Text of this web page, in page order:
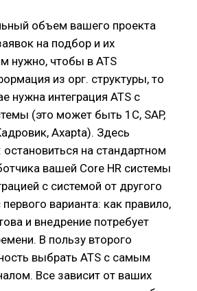
объем вашего проекта
на подбор и их
нужно, чтобы в ATS
из орг. структуры, то
нужна интеграция ATS с
(это может быть 1С, SAP,
Axapta). Здесь
остановиться на стандартном
вашей Core HR системы
с системой от другого
варианта: как правило,
и внедрение потребует
В пользу второго
выбрать ATS с самым
Все зависит от ваших